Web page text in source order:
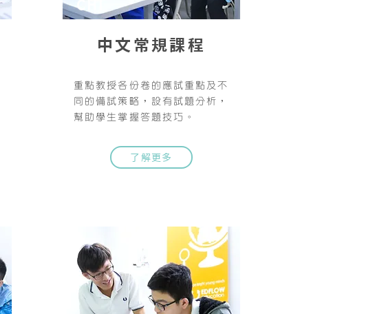
CHI
中文常規課程
重點教授各份卷的應試重點及不
同的備試策略，設有試題分析，
幫助學生掌握答題技巧。
了解更多